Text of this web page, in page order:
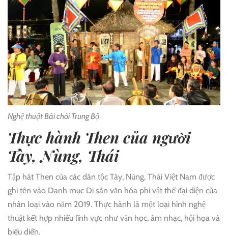
Nghệ thuật Bài chòi Trung Bộ
Thực hành Then của người
Tày, Nùng, Thái
Tập hát Then của các dân tộc Tày, Nùng, Thái Việt Nam được
ghi tên vào Danh mục Di sản văn hóa phi vật thể đại diện của
nhân loại vào năm 2019. Thực hành là một loại hình nghệ
thuật kết hợp nhiều lĩnh vực như văn học, âm nhạc, hội họa và
biểu diễn.